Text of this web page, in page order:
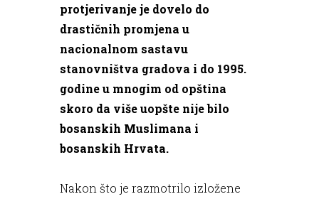
protjerivanje je dovelo do
drastičnih promjena u
nacionalnom sastavu
stanovništva gradova i do 1995.
godine u mnogim od opština
skoro da više uopšte nije bilo
bosanskih Muslimana i
bosanskih Hrvata.
Nakon što je razmotrilo izložene